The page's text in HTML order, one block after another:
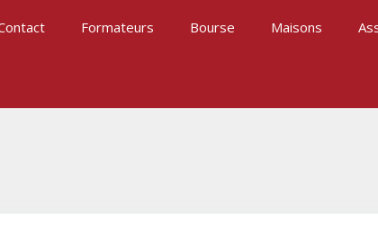
Formateurs Bourse Maisons